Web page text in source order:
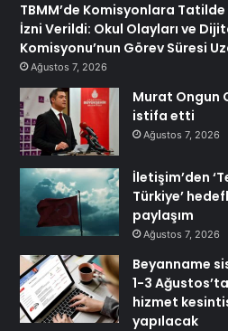
TBMM’de Komisyonlara Tatilde
İzni Verildi: Okul Olayları ve
Komisyonu’nun Görev Süresi
Ağustos 7, 2026
Murat Ongun
istifa etti
Ağustos 7, 2026
İletişim’den
Türkiye’
paylaşım
Ağustos 7, 2026
Beyanname
1-3 Ağustos’ta
hizmet
yapılacak